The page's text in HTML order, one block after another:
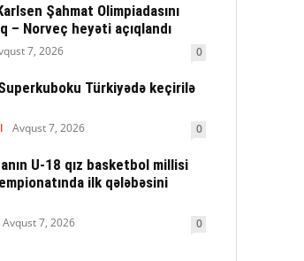
Şahmat Olimpiadasını
– Norveç heyəti açıqlandı
7, 2026 0
Türkiyədə keçirilə
Avqust 7, 2026 0
U-18 qız basketbol millisi
ilk qələbəsini
Avqust 7, 2026 0